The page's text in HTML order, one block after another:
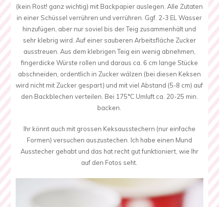
(kein Rost! ganz wichtig) mit Backpapier auslegen. Alle Zutaten
in einer Schüssel verrühren und verrühren. Ggf. 2-3 EL Wasser
hinzufügen, aber nur soviel bis der Teig zusammenhält und
sehr klebrig wird. Auf einer sauberen Arbeitsfläche Zucker
ausstreuen. Aus dem klebrigen Teig ein wenig abnehmen,
fingerdicke Würste rollen und daraus ca. 6 cm lange Stücke
abschneiden, ordentlich in Zucker wälzen (bei diesen Keksen
wird nicht mit Zucker gespart) und mit viel Abstand (5-8 cm) auf
den Backblechen verteilen. Bei 175°C Umluft ca. 20-25 min.
backen.
Ihr könnt auch mit grossen Keksausstechern (nur einfache
Formen) versuchen auszustechen. Ich habe einen Mund
Ausstecher gehabt und das hat recht gut funktioniert, wie Ihr
auf den Fotos seht.